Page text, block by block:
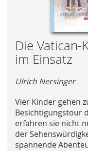
Skip
to
the
of
images
gallery
Die Vatican-
im Einsatz
Ulrich Nersinger
Vier Kinder gehen
Besichtigungstour
erfahren sie nicht
der
spannende